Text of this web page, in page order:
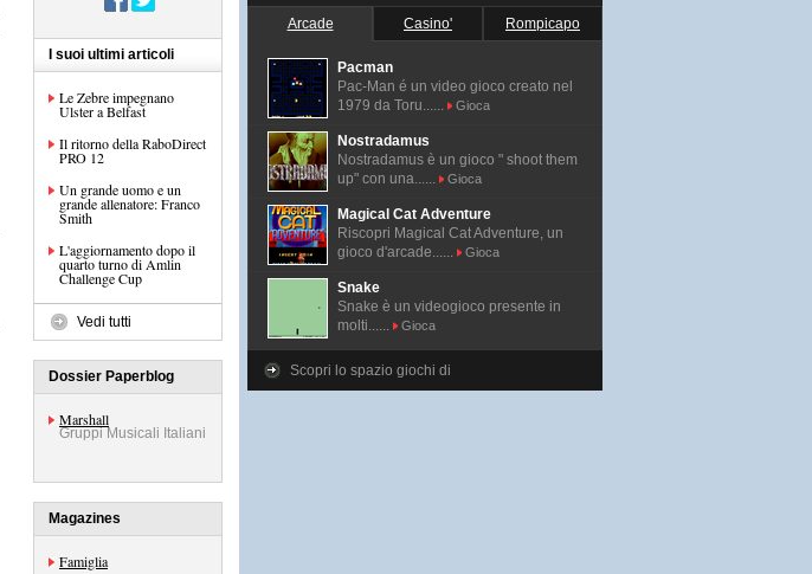
I suoi ultimi articoli
Le Zebre impegnano
Ulster a Belfast
Il ritorno della RaboDirect
PRO 12
Un grande uomo e un
grande allenatore: Franco
Smith
L'aggiornamento dopo il
quarto turno di Amlin
Challenge Cup
Vedi tutti
Dossier Paperblog
Marshall
Gruppi Musicali Italiani
Magazines
Famiglia
Arcade Casino' Rompicapo
Pacman
Pac-Man é un video gioco creato nel
1979 da Toru......
Gioca
Nostradamus
Nostradamus è un gioco " shoot them
up" con una......
Gioca
Magical Cat Adventure
Riscopri Magical Cat Adventure, un
gioco d'arcade......
Gioca
Snake
Snake è un videogioco presente in
molti......
Gioca
Scopri lo spazio giochi di